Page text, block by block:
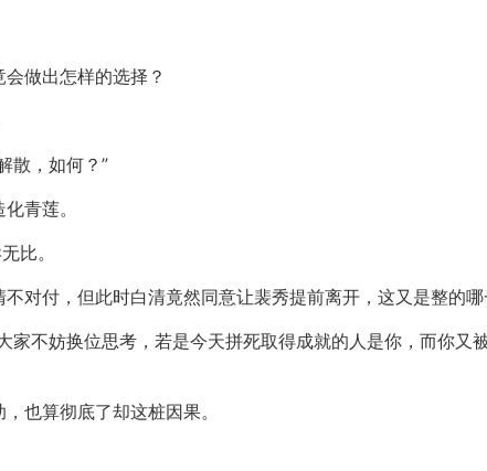
做出怎样的选择？
散，如何？”
青莲。
比。
对付，但此时白清竟然同意让裴秀提前离开，这又是整的哪
不妨换位思考，若是今天拼死取得成就的人是你，而你又
也算彻底了却这桩因果。